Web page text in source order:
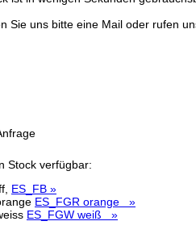
Sie uns bitte eine Mail oder rufen
Stock verfügbar:
ES_FB »
ES_FGR orange »
ES_FGW weiß »
Versandart erhalten Sie per
/ Lieferschein. Sie erhalten also
Firmen. Preisänderungen,
Hamburg entschieden,
dadurch verhindert werden,
aller gelinkten Seiten auf
Links.
bereit. Die Plattform finden